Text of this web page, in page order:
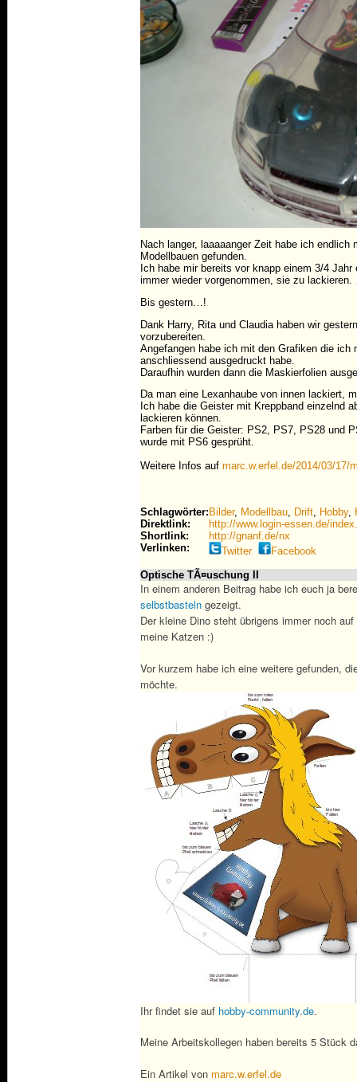
Nach langer, laaaaanger Zeit habe ich endlich
Modellbauen gefunden.
Ich habe mir bereits vor knapp einem 3/4
immer wieder vorgenommen, sie zu
Bis gestern…!
Dank Harry, Rita und Claudia haben wir
vorzubereiten.
Angefangen habe ich mit den Grafiken die ich
anschliessend ausgedruckt habe.
Daraufhin wurden dann die Maskierfolien
Da man eine Lexanhaube von innen lackiert,
Ich habe die Geister mit Kreppband einzelnd
lackieren können.
Farben für die Geister: PS2, PS7, PS28 und
wurde mit PS6 gesprüht.
Weitere Infos auf marc.w.erfel.de/2014/03/17/
Schlagwörter: Bilder, Modellbau, Drift, Hobby,
Direktlink:
http://www.login-essen.de/
Shortlink:
http://gnanf.de/nx
Verlinken:
Twitter
Facebook
Optische TÃ¤uschung II
In einem anderen Beitrag habe ich euch ja
selbstbasteln gezeigt.
Der kleine Dino steht übrigens immer noch
meine Katzen :)
Vor kurzem habe ich eine weitere gefunden,
möchte.
Ihr findet sie auf hobby-community.de.
Meine Arbeitskollegen haben bereits 5 Stück
Ein Artikel von marc.w.erfel.de